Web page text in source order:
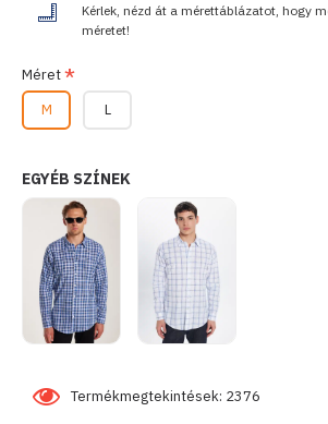
Kérlek, nézd át a mérettáblázatot, hogy
méretet!
Termékmegtekintések: 2376
Méret
M
L
EGYÉB SZÍNEK